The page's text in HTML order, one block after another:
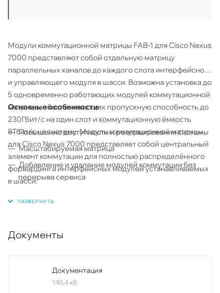
Модули коммутационной матрицы FAB-1 для Cisco Nexus
7000 представляют собой отдельную матрицу
параллельных каналов до каждого слота интерфейсного
и управляющего модуля в шасси. Возможна установка до
5 одновременно работающих модулей коммутационной
матрицы, обеспечивающих пропускную способность до
230Гбит/с на один слот и коммутационную ёмкость
8Тбит/с на систему. Модуль коммутационной матрицы
для Cisco Nexus 7000 представляет собой центральный
элемент коммутации для полностью распределённого
форвардинга интерфейсных модулей устанавливаемых
в шасси.
Основные особенности:
Повышение доступности и резервирования системы
Масштабируемая матрица
Добавление и удаление модулей коммутации без
перерыва сервиса
Документы
Документация
140,4 кб